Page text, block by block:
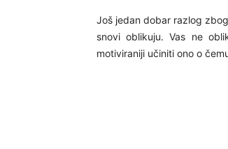
Još jedan dobar razlog
snovi oblikuju. Vas ne
motiviraniji učiniti ono o